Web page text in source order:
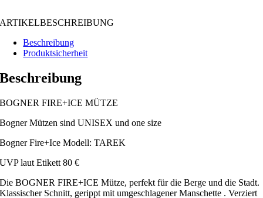
ARTIKELBESCHREIBUNG
Beschreibung
Produktsicherheit
Beschreibung
BOGNER FIRE+ICE MÜTZE
Bogner Mützen sind UNISEX und one size
Bogner Fire+Ice Modell: TAREK
UVP laut Etikett 80 €
Die BOGNER FIRE+ICE Mütze, perfekt für die Berge und die Stadt.
Klassischer Schnitt, gerippt mit umgeschlagener Manschette . Verziert